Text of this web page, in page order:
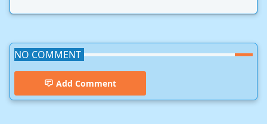
NO COMMENT
Add Comment